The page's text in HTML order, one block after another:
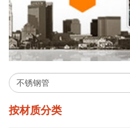
按材质分类